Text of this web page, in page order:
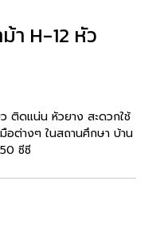
า H-12 หัว
ติดแน่น หัวยาง สะดวกใช้
อต่างๆ ในสถานศึกษา บ้าน
ซีซี